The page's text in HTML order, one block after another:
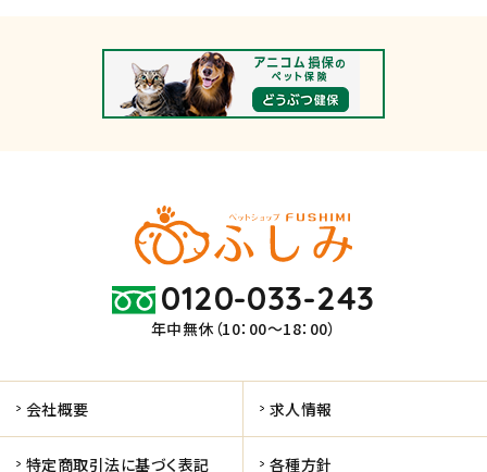
0120-033-243
年中無休（10：00～18：00）
会社概要 求人情報
特定商取引法に基づく表記 各種方針